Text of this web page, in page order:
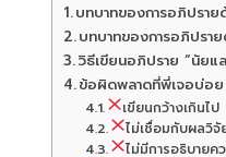
บทบาทของการอภิปรา
บทบาทของการอภิปราย
วิธีเขียนอภิปราย “นัยแ
ข้อผิดพลาดที่พี่เจอบ่อย
เขียนกว้างเกินไป
ไม่เชื่อมกับผลวิจั
ไม่มีการอธิบายค